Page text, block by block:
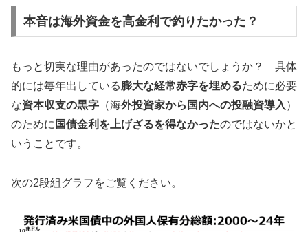
本音は海外資金を高金利で釣りたかった？
もっと切実な理由があったのではないでしょうか？ 具体
的には毎年出している膨大な経常赤字を埋めるために必要
な資本収支の黒字 （海外投資家から国内への投融資導入 ）
のために 国債金利を上げざるを得なかったのではないかと
いうことです。
次の2段組グラフをご覧ください。